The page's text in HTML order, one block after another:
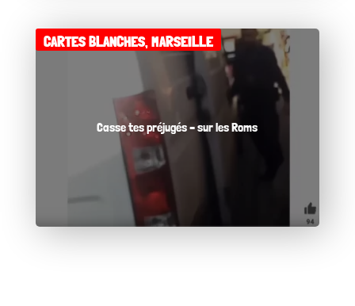
Casse tes préjugés – sur les Roms
CARTES BLANCHES,MARSEILLE